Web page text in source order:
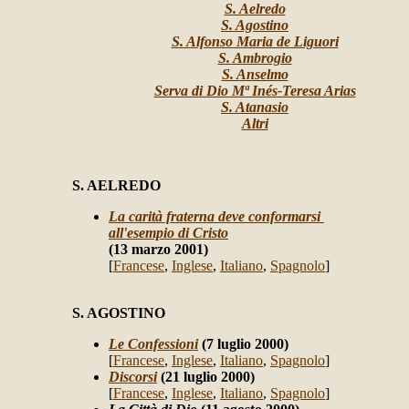
S. Aelredo
S. Agostino
S. Alfonso Maria de Liguori
S. Ambrogio
S. Anselmo
Serva di Dio Mª Inés-Teresa Arias
S. Atanasio
Altri
S. AELREDO
La carità fraterna deve conformarsi
all'esempio di Cristo
(13 marzo 2001)
[Francese, Inglese, Italiano, Spagnolo]
S. AGOSTINO
Le Confessioni (7 luglio 2000)
[Francese, Inglese, Italiano, Spagnolo]
Discorsi (21 luglio 2000)
[Francese, Inglese, Italiano, Spagnolo]